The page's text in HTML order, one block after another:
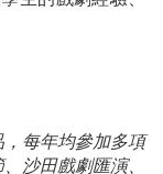
每年均參加多項
沙田戲劇匯演、